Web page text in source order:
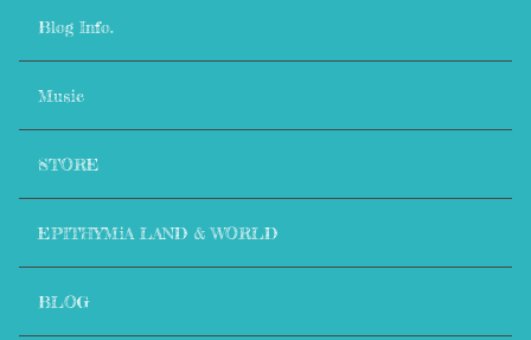
Happy birthday 💎 Maknae Rei ! May it be everything you wish and
hope for 💛💜
1ヶ月前
YAYYYY
0
Mama 💛
Blog Info.
Music
STORE
EPITHYMiA LAND & WORLD
BLOG